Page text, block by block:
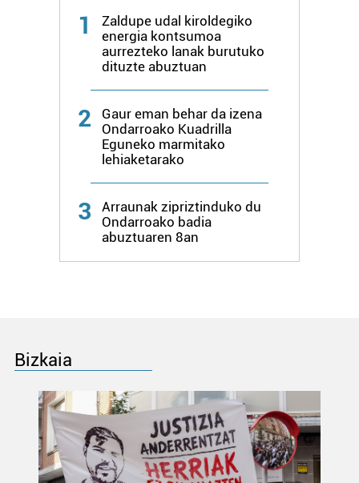
1
Zaldupe udal kiroldegiko
energia kontsumoa
aurrezteko lanak burutuko
dituzte abuztuan
2
Gaur eman behar da izena
Ondarroako Kuadrilla
Eguneko marmitako
lehiaketarako
3
Arraunak zipriztinduko du
Ondarroako badia
abuztuaren 8an
Bizkaia